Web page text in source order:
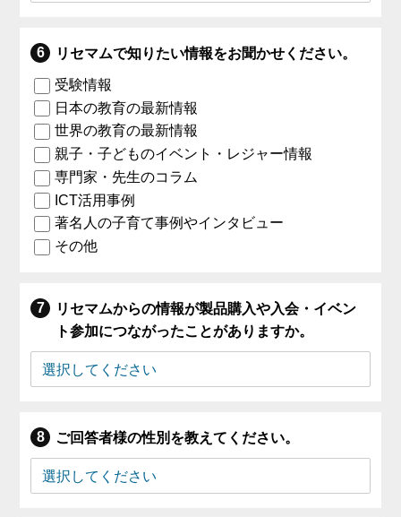
リセマムで知りたい情報をお聞かせください。
受験情報
日本の教育の最新情報
世界の教育の最新情報
親子・子どものイベント・レジャー情報
専門家・先生のコラム
ICT活用事例
著名人の子育て事例やインタビュー
その他
リセマムからの情報が製品購入や入会・イベン
ト参加につながったことがありますか。
ご回答者様の性別を教えてください。